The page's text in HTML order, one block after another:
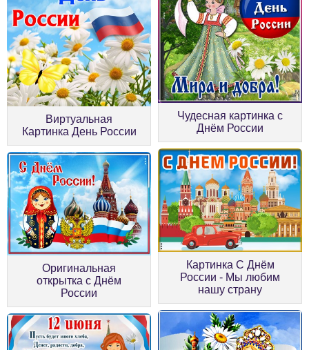
Виртуальная
Картинка День России
Чудесная картинка с
Днём России
Оригинальная
открытка с Днём
России
Картинка С Днём
России - Мы любим
нашу страну